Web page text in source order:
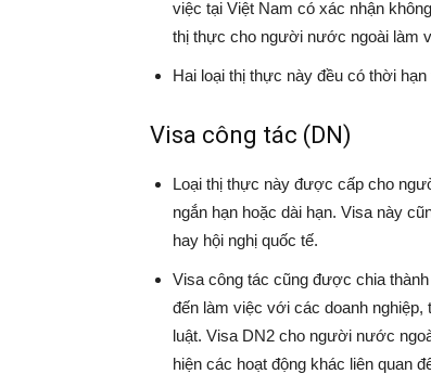
việc tại Việt Nam có xác nhận
thị thực cho người nước ngoài làm
Hai loại thị thực này đều có thời hạn
Visa công tác (DN)
Loại thị thực này được cấp cho
ngắn hạn hoặc dài hạn. Visa này
hay hội nghị quốc tế.
Visa công tác cũng được chia
đến làm việc với các doanh
luật. Visa DN2 cho người nước
hiện các hoạt động khác liên quan